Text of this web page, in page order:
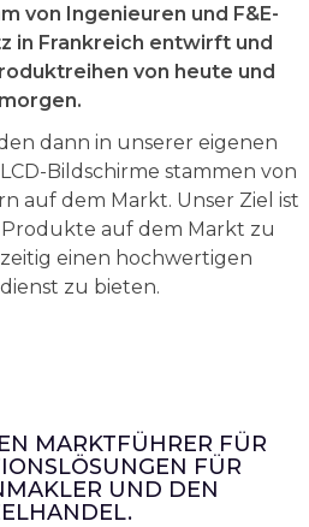
von Ingenieuren und F&E-
in Frankreich entwirft und
von heute und
morgen.
dann in unserer eigenen
Bildschirme stammen von
auf dem Markt. Unser Ziel ist
Produkte auf dem Markt zu
einen hochwertigen
zu bieten.
MARKTFÜHRER FÜR
FÜR
UND DEN